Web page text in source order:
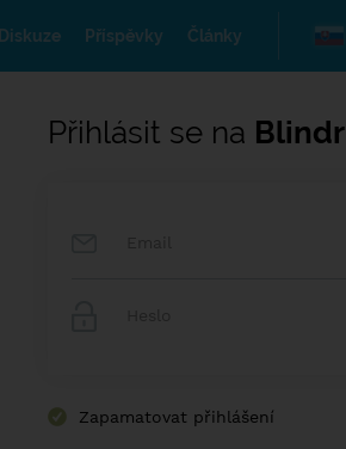
Diskuze Příspěvky Články
Přihlásit se na Blindr
Zapamatovat přihlášení